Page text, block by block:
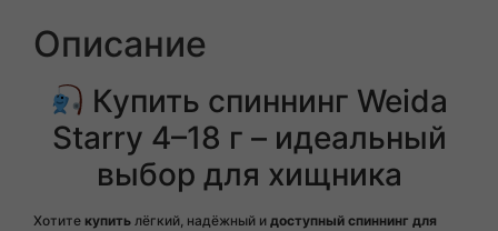
Описание
Купить спиннинг Weida
Starry 4–18 г – идеальный
выбор для хищника
Хотите купить лёгкий, надёжный и доступный спиннинг для